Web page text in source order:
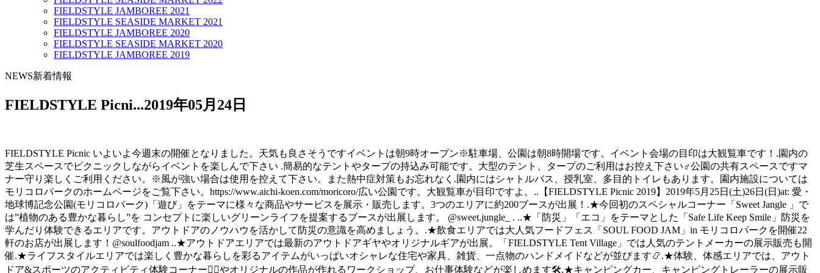
FIELDSTYLE JAMBOREE 2021
FIELDSTYLE SEASIDE MARKET 2021
FIELDSTYLE JAMBOREE 2020
FIELDSTYLE SEASIDE MARKET 2020
FIELDSTYLE JAMBOREE 2019
NEWS新着情報
FIELDSTYLE Picni...2019年05月24日
FIELDSTYLE Picnic いよいよ今週末の開催となりました。天気も良さそうです️イベントは朝9時オープン※駐車場、公園は朝8時開場です。イベント会場の目印は大観覧車です！.園内の
芝生スペースでピクニックしながらイベントを楽しんで下さい .簡易的なテントやタープの持込み可能です。大型のテント、タープのご利用はお控え下さい‍♂️公園の共有スペースですマ
ナー守り楽しくご利用ください。※風が強い場合は使用を控えて下さい。また熱中症対策もお忘れなく.園内にはシャトルバス、授乳室、多目的トイレもあります。園内施設については
モリコロパークのホームページをご覧下さい。https://www.aichi-koen.com/moricoro/広い公園です。大観覧車が目印ですよ。..【FIELDSTYLE Picnic 2019】2019年5月25日(土)26日(日)at: 愛・
地球博記念公園(モリコロパーク)「遊び」をテーマに様々な商品やサービスを展示・販売します。3つのエリアに約200ブースが出展！.★今回初のスペシャルコーナー「Sweet Jangle 」で
は”植物のある豊かな暮らし”を コンセプトに楽しいグリーンライフを提案するブースが出展します。 @sweet.jungle_ . ..★「防災」「エコ」をテーマとした「Safe Life Keep Smile」防災を
学んだり体験できるエリアです。アウトドアのノウハウを活かして防災の意識を高めましょう。.★飲食エリアでは大人気フードフェス「SOUL FOOD JAM」in モリコロパークを開催️22
軒のお店が出展します！@soulfoodjam ..★アウトドアエリアでは最新のアウトドアギヤやオリジナルギアが出展。「FIELDSTYLE Tent Village」では人気のテントメーカーの展示販売も開
催️.★ライフスタイルエリアでは楽しく豊かな暮らしを彩るアイテムがいっぱいオシャレな住宅や家具、雑貨、一点物のハンドメイドなどが並びます📿.★体験、体感エリアでは、アウト
ドア&スポーツのアクティビティ体験コーナー🧗‍♀️やオリジナルの作品が作れるワークショップ、お仕事体験などが楽しめます🛠.★キャンピングカー、キャンピングトレーラーの展示販